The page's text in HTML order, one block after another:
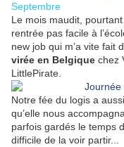
Septembre
Le mois maudit,
rentrée pas facile à
new job qui m’a vite fait
virée en Belgique chez
LittlePirate.
Notre fée du logis a
qu’elle nous
parfois gardés le temps
difficile de la voir partir...